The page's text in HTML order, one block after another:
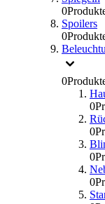
0
Spoilers
0
0
0
0
0
0